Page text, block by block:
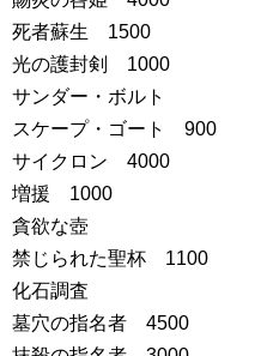
死者蘇生 1500
光の護封剣 1000
サンダー・ボルト
スケープ・ゴート 900
サイクロン 4000
増援 1000
貪欲な壺
禁じられた聖杯 1100
化石調査
墓穴の指名者 4500